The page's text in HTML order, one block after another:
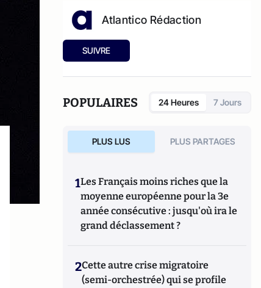
Atlantico Rédaction
SUIVRE
POPULAIRES 24 Heures 7 Jours
PLUS LUS PLUS PARTAGES
1Les Français moins riches que la
moyenne européenne pour la 3e
année consécutive : jusqu'où ira le
grand déclassement ?
2Cette autre crise migratoire
(semi-orchestrée) qui se profile